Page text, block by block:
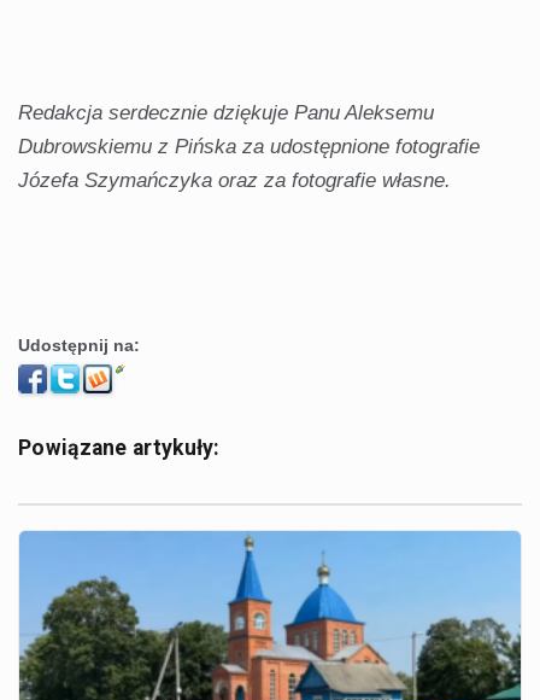
Redakcja serdecznie dziękuje Panu Aleksemu
Dubrowskiemu z Pińska za udostępnione fotografie
Józefa Szymańczyka oraz za fotografie własne.
Udostępnij na:
Powiązane artykuły: